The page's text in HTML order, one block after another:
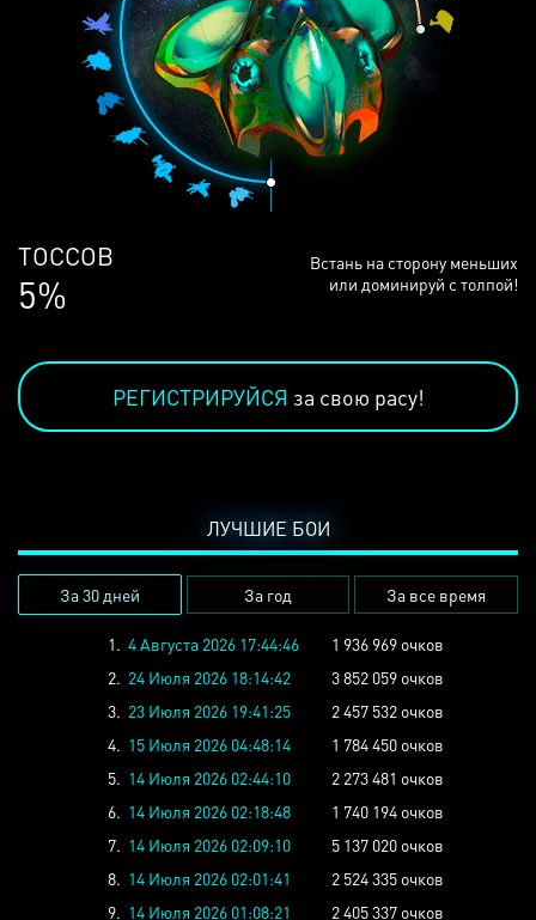
ЛЮДЕЙ
68%
Встань на сторону меньших
или доминируй с толпой!
РЕГИСТРИРУЙСЯ за свою расу!
ЛУЧШИЕ БОИ
За 30 дней За год За все время
1. 4 Августа 2026 17:44:46
1 936 969 очков
2. 24 Июля 2026 18:14:42
3 852 059 очков
3. 23 Июля 2026 19:41:25
2 457 532 очков
4. 15 Июля 2026 04:48:14
1 784 450 очков
5. 14 Июля 2026 02:44:10
2 273 481 очков
6. 14 Июля 2026 02:18:48
1 740 194 очков
7. 14 Июля 2026 02:09:10
5 137 020 очков
8. 14 Июля 2026 02:01:41
2 524 335 очков
9. 14 Июля 2026 01:08:21 2 405 337 очков